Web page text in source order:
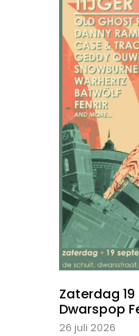
Zaterdag
Dwarspop
26 juli 2026